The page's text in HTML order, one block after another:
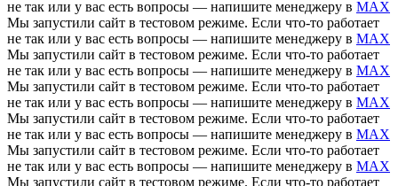
не так или у вас есть вопросы — напишите менеджеру в MAX
Мы запустили сайт в тестовом режиме. Если что-то работает
не так или у вас есть вопросы — напишите менеджеру в MAX
Мы запустили сайт в тестовом режиме. Если что-то работает
не так или у вас есть вопросы — напишите менеджеру в MAX
Мы запустили сайт в тестовом режиме. Если что-то работает
не так или у вас есть вопросы — напишите менеджеру в MAX
Мы запустили сайт в тестовом режиме. Если что-то работает
не так или у вас есть вопросы — напишите менеджеру в MAX
Мы запустили сайт в тестовом режиме. Если что-то работает
не так или у вас есть вопросы — напишите менеджеру в MAX
Мы запустили сайт в тестовом режиме. Если что-то работает